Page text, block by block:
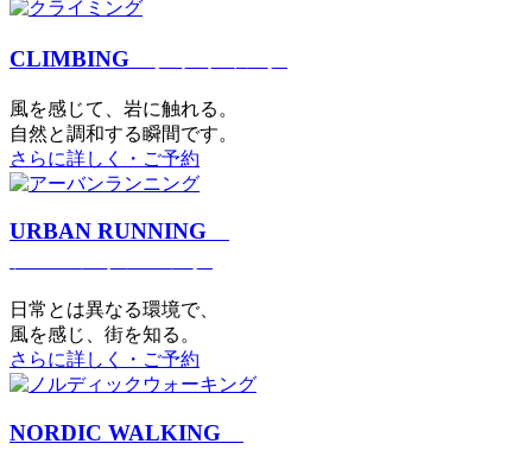
CLIMBING
⾵を感じて、岩に触れる。
⾃然と調和する瞬間です。
さらに詳しく・ご予約
URBAN RUNNING
日常とは異なる環境で、
風を感じ、街を知る。
さらに詳しく・ご予約
NORDIC WALKING